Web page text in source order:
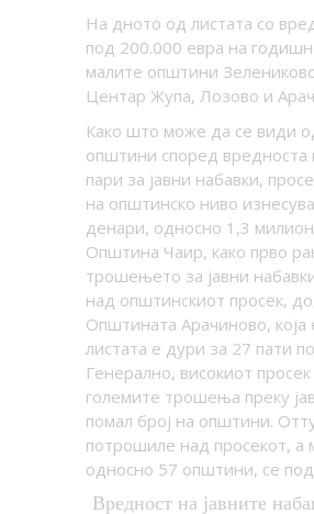
На дното од листата со
под 200.000 евра на
малите општини
Центар Жупа, Лозово и
Како што може да се види
општини според
пари за јавни набавки,
на општинско ниво
денари, односно 1,3
Општина Чаир, како прво
трошењето за јавни
над општинскиот просек,
Општината Арачиново, која
листата е дури за 27 пати
Генерално, високиот
големите трошења преку
помал број на општини.
потрошиле над просекот, а
односно 57 општини, се под
Вредност на јавните